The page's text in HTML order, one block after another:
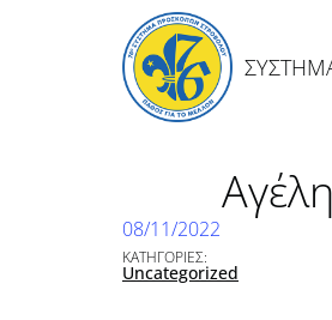
08/11/2022
ΚΑΤΗΓΟΡΙΕΣ:
Uncategorized